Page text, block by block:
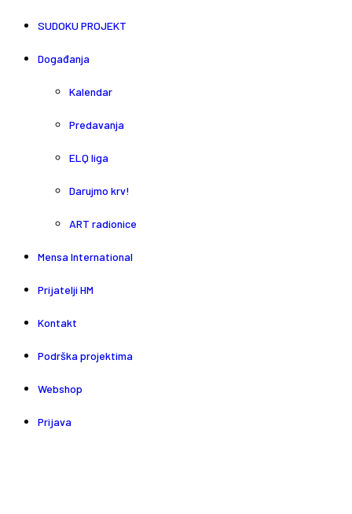
SUDOKU PROJEKT
Događanja
Kalendar
Predavanja
ELQ liga
Darujmo krv!
ART radionice
Mensa International
Prijatelji HM
Kontakt
Podrška projektima
Webshop
Prijava